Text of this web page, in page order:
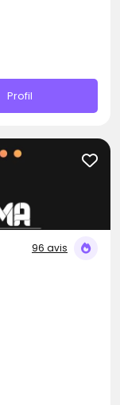
Profil
96 avis